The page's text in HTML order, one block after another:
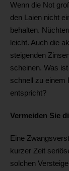
Wenn die Not
den Laien nicht
behalten.
leicht. Auch die
steigenden
scheinen. Was
schnell zu einem
entspricht?
Vermeiden Sie
Eine
kurzer Zeit
solchen